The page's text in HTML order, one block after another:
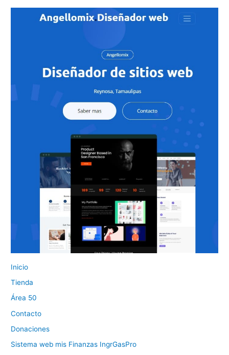
Inicio
Tienda
Área 50
Contacto
Donaciones
Sistema web mis Finanzas IngrGasPro